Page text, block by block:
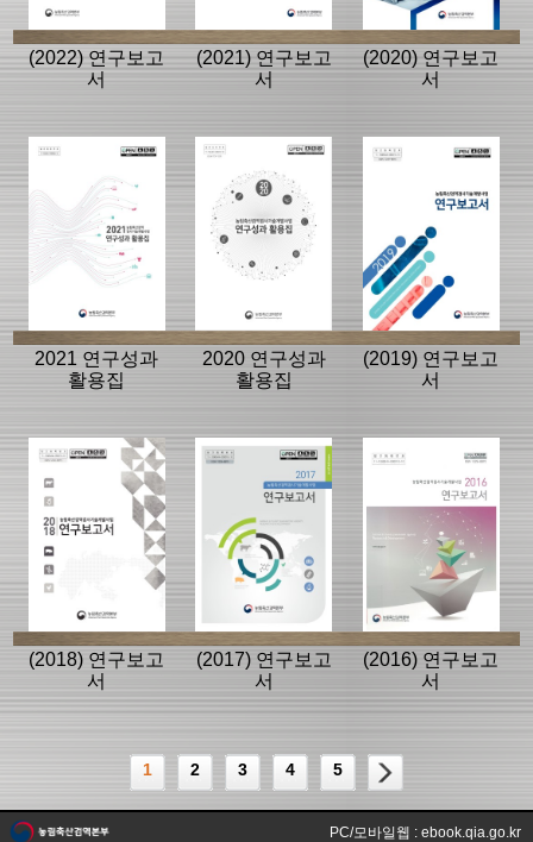
(2022) 연구보고
서
(2021) 연구보고
서
(2020) 연구보고
서
2021 연구성과
활용집
2020 연구성과
활용집
(2019) 연구보고
서
(2018) 연구보고
서
(2017) 연구보고
서
(2016) 연구보고
서
1 2 3 4 5
PC/모바일웹 : ebook.qia.go.kr